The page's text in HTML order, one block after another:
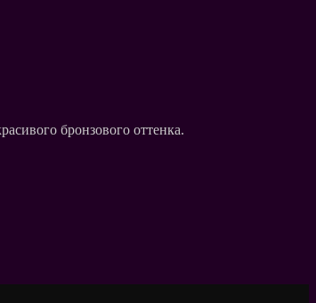
бронзового оттенка.